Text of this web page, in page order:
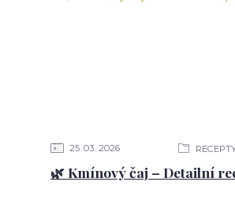
25 03 2026
🌿 Kmínový čaj – Detailní